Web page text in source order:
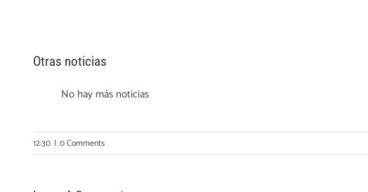
Otras noticias
No hay más noticias
12:30 | 0 Comments